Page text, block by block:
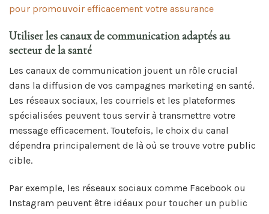
pour promouvoir efficacement votre assurance
Utiliser les canaux de communication adaptés au
secteur de la santé
Les canaux de communication jouent un rôle crucial
dans la diffusion de vos campagnes marketing en santé.
Les réseaux sociaux, les courriels et les plateformes
spécialisées peuvent tous servir à transmettre votre
message efficacement. Toutefois, le choix du canal
dépendra principalement de là où se trouve votre public
cible.
Par exemple, les réseaux sociaux comme Facebook ou
Instagram peuvent être idéaux pour toucher un public